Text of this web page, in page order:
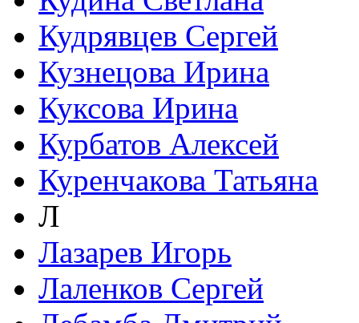
Кудрявцев Сергей
Кузнецова Ирина
Куксова Ирина
Курбатов Алексей
Куренчакова Татьяна
Л
Лазарев Игорь
Лаленков Сергей